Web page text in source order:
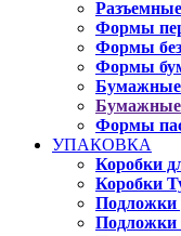
Формы
Формы
Формы
Формы
УПАКОВКА
Коробки
Коробки
Подложки
Подложки